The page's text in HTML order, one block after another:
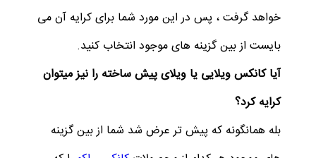
خواهد گرفت ، پس در این مورد شما برای کرایه آن می
بایست از بین گزینه های موجود انتخاب کنید.
آیا کانکس ویلایی یا ویلای پیش ساخته را نیز میتوان
کرایه کرد؟
بله همانگونه که پیش تر عرض شد شما از بین گزینه